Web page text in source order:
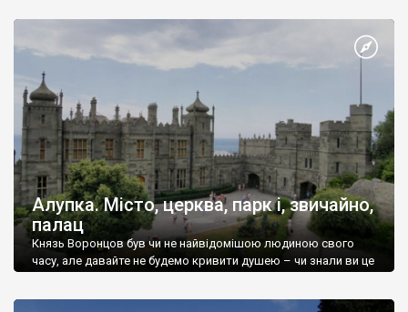
Алупка. Місто, церква, парк і, звичайно,
палац
Князь Воронцов був чи не найвідомішою людиною свого
часу, але давайте не будемо кривити душею – чи знали ви це